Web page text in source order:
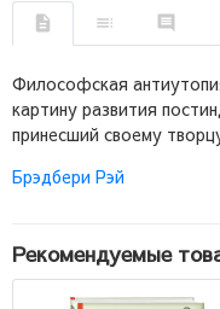
Философская
картину развития
принесший своему
Брэдбери Рэй
Рекомендуемые